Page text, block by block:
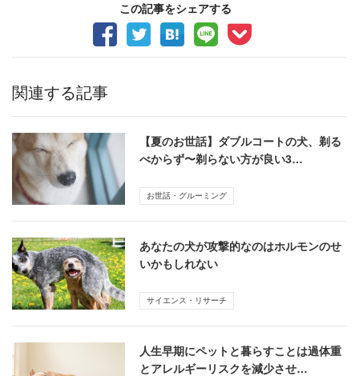
この記事をシェアする
関連する記事
【夏のお世話】ダブルコートの犬、剃る
べからず〜剃らない方が良い3…
お世話・グルーミング
あなたの犬が攻撃的なのはホルモンのせ
いかもしれない
サイエンス・リサーチ
人生早期にペットと暮らすことは過体重
とアレルギーリスクを減少させ…